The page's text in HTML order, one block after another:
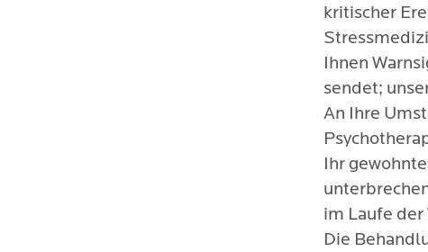
kritischer
Ihnen
sendet;
An Ihre
Ihr
im Laufe
Die